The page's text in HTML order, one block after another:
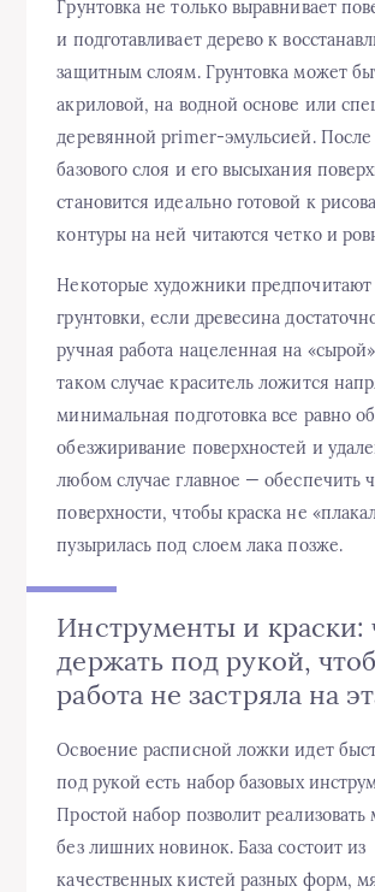
Грунтовка не только выравнивает
и подготавливает дерево к
защитным слоям. Грунтовка может
акриловой, на водной основе или
деревянной primer-эмульсией.
базового слоя и его высыхания
становится идеально готовой к
контуры на ней читаются четко и
Некоторые художники предпочитают
грунтовки, если древесина
ручная работа нацеленная на
таком случае краситель ложится
минимальная подготовка все равно
обезжиривание поверхностей и
любом случае главное — обеспечить
поверхности, чтобы краска не
пузырилась под слоем лака позже.
Инструменты и краски:
держать под рукой,
работа не застряла на
Освоение расписной ложки идет
под рукой есть набор базовых
Простой набор позволит
без лишних новинок. База состоит из
качественных кистей разных форм,